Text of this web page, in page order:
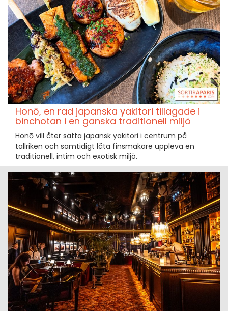
Honō, en rad japanska yakitori tillagade i
binchotan i en ganska traditionell miljö
Honō vill åter sätta japansk yakitori i centrum på
tallriken och samtidigt låta finsmakare uppleva en
traditionell, intim och exotisk miljö.